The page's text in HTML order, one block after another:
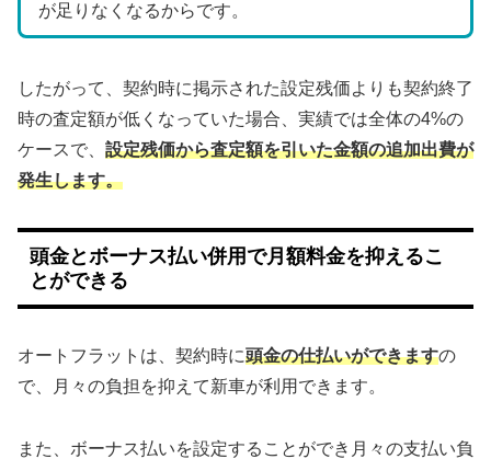
が足りなくなるからです。
したがって、契約時に掲示された設定残価よりも契約終了
時の査定額が低くなっていた場合、実績では全体の4%の
ケースで、 設定残価から査定額を引いた金額の追加出費が
発生します。
頭金とボーナス払い併用で月額料金を抑えるこ
とができる
オートフラットは、契約時に頭金の仕払いができますの
で、月々の負担を抑えて新車が利用できます。
また、ボーナス払いを設定することができ月々の支払い負